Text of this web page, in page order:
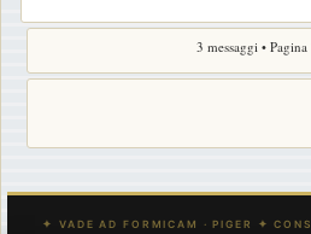
3 messaggi • Pagina